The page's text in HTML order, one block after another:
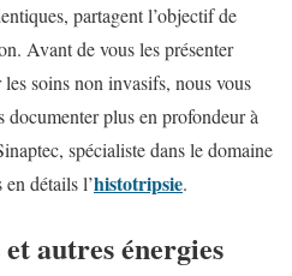
partagent l’objectif de
Avant de vous les présenter
soins non invasifs, nous vous
plus en profondeur à
spécialiste dans le domaine
détails l’histotripsie.
autres énergies